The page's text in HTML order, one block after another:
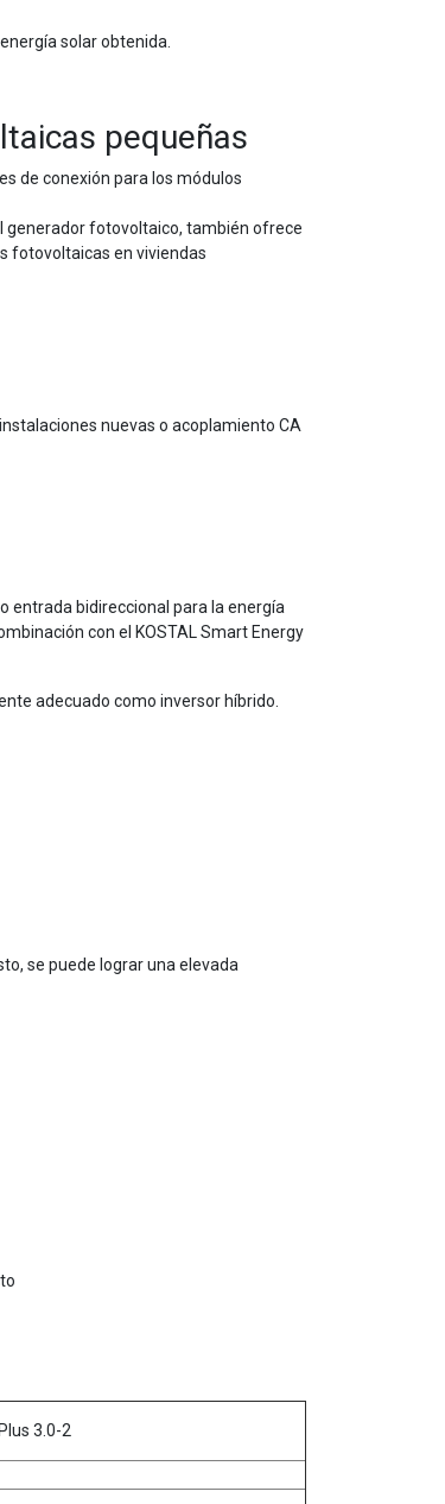
solar obtenida.
pequeñas
de conexión para los módulos
generador fotovoltaico, también ofrece
fotovoltaicas en viviendas
nuevas o acoplamiento CA
entrada bidireccional para la energía
con el KOSTAL Smart Energy
adecuado como inversor híbrido.
se puede lograr una elevada
3.0-2